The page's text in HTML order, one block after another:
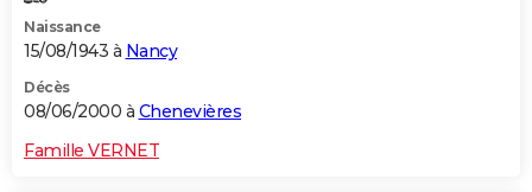
Naissance
15/08/1943 à Nancy
Décès
08/06/2000 à Chenevières
Famille VERNET